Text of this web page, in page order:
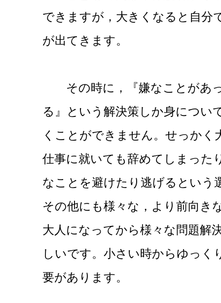
できますが，大きくなると自分
が出てきます。
その時に，『嫌なことがあ
る』という解決策しか身につい
くことができません。せっか
仕事に就いても辞めてしまった
なことを避けたり逃げるという
その他にも様々な，より前向き
大人になってから様々な問題解
しいです。小さい時からゆっく
要があります。